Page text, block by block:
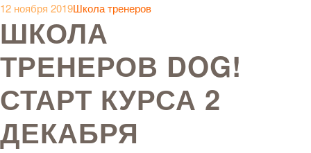
12 ноября 2019Школа тренеров
ШКОЛА
ТРЕНЕРОВ DOG!
СТАРТ КУРСА 2
ДЕКАБРЯ